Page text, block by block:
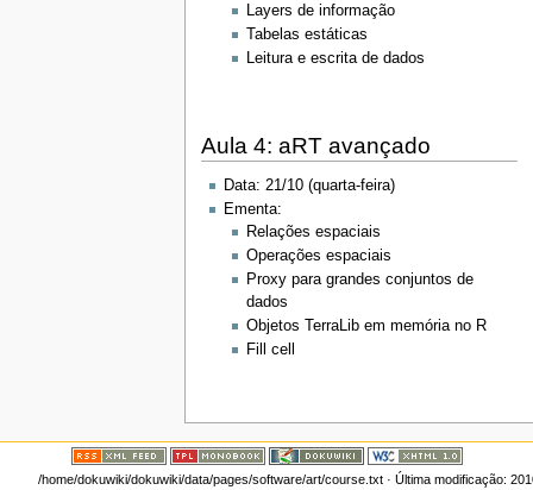
Layers de informação
Tabelas estáticas
Leitura e escrita de dados
Aula 4: aRT avançado
Data: 21/10 (quarta-feira)
Ementa:
Relações espaciais
Operações espaciais
Proxy para grandes conjuntos de
dados
Objetos TerraLib em memória no R
Fill cell
/home/dokuwiki/dokuwiki/data/pages/software/art/course.txt· Última modificação: